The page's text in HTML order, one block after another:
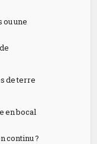
ou une
de terre
en bocal
continu ?